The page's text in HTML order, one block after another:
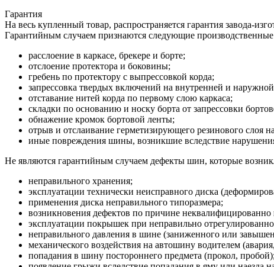
Гарантия
На весь купленный товар, распространяется гарантия завода-
Гарантийным случаем признаются следующие
расслоение в каркасе, брекере и борте;
отслоение протектора и боковины;
гребень по протектору с выпрессовкой корда;
запрессовка твердых включений на внутренней и
отставание нитей корда по первому слою каркаса;
складки по основанию и носку борта от запрессовки
обнажение кромок бортовой ленты;
отрыв и отслаивание герметизирующего резинового слоя
иные повреждения шины, возникшие вследствие
Не являются гарантийным случаем дефекты шин, которые
неправильного хранения;
эксплуатации технически неисправного диска
применения диска неправильного типоразмера;
возникновения дефектов по причине
эксплуатации покрышек при неправильно
неправильного давления в шине (заниженного или
механического воздействия на автошину водителем
попадания в шину постороннего предмета (прокол, пробой);